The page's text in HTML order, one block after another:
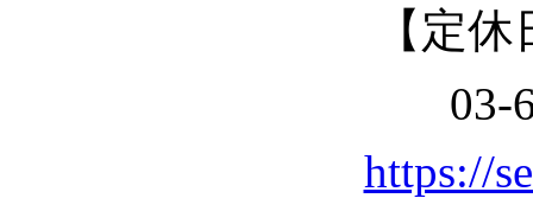
【定
03-
https://